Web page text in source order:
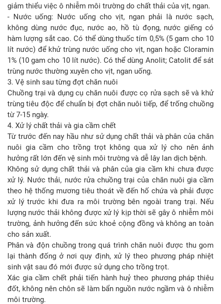
giảm thiểu việc ô nhiễm môi trường do chất thải của vịt, ngan.
- Nước uống: Nước uống cho vịt, ngan phải là nước sạch,
không dùng nước đục, nước ao, hồ tù đọng, nước giếng có
hàm lượng sắt cao. Có thể dùng thuốc tím 0,5% (5 gam cho 10
lít nước) để khử trùng nước uống cho vịt, ngan hoặc Cloramin
1% (10 gam cho 10 lít nước). Có thể dùng Anolit; Catolit để sát
trùng nước thường xuyên cho vịt, ngan uống.
3. Vệ sinh sau từng đợt chăn nuôi
Chuồng trại và dụng cụ chăn nuôi được cọ rửa sạch sẽ và khử
trùng tiêu độc để chuẩn bị đợt chăn nuôi tiếp, để trống chuồng
từ 7-15 ngày.
4. Xử lý chất thải và gia cầm chết
Từ trước đến nay hầu như sử dụng chất thải và phân của chăn
nuôi gia cầm cho trồng trọt không qua xử lý cho nên ảnh
hưởng rất lớn đến vệ sinh môi trường và dễ lây lan dịch bệnh.
Không sử dụng chất thải và phân của gia cầm khi chưa được
xử lý. Nước thải, nước rửa chuồng trại của chăn nuôi gia cầm
theo hệ thống mương tiêu thoát về đến hố chứa và phải được
xử lý trước khi đưa ra môi trường bên ngoài trang trại. Nếu
lượng nước thải không được xử lý kịp thời sẽ gây ô nhiễm môi
trường, ảnh hưởng đến sức khoẻ cộng đồng và không an toàn
cho sản xuất.
Phân và độn chuồng trong quá trình chăn nuôi được thu gom
lại thành đống ở nơi quy định, xử lý theo phương pháp nhiệt
sinh vật sau đó mới được sử dụng cho trồng trọt.
Xác gia cầm chết phải tiến hành huỷ theo phương pháp thiêu
đốt, không nên chôn sẽ làm bẩn nguồn nước ngầm và ô nhiễm
môi trường.